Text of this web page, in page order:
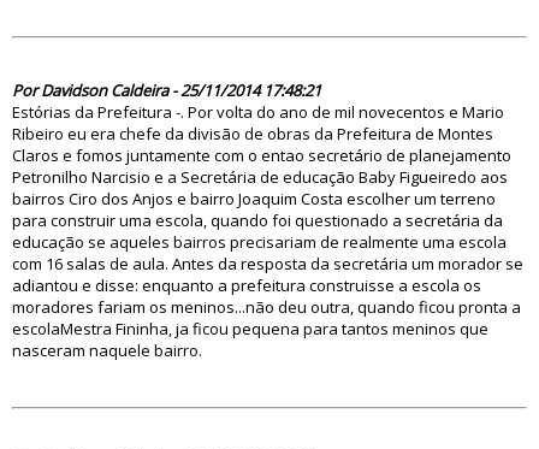
Por Davidson Caldeira - 25/11/2014 17:48:21
Estórias da Prefeitura -. Por volta do ano de mil novecentos e Mario
Ribeiro eu era chefe da divisão de obras da Prefeitura de Montes
Claros e fomos juntamente com o entao secretário de planejamento
Petronilho Narcisio e a Secretária de educação Baby Figueiredo aos
bairros Ciro dos Anjos e bairro Joaquim Costa escolher um terreno
para construir uma escola, quando foi questionado a secretária da
educação se aqueles bairros precisariam de realmente uma escola
com 16 salas de aula. Antes da resposta da secretária um morador se
adiantou e disse: enquanto a prefeitura construisse a escola os
moradores fariam os meninos...não deu outra, quando ficou pronta a
escolaMestra Fininha, ja ficou pequena para tantos meninos que
nasceram naquele bairro.